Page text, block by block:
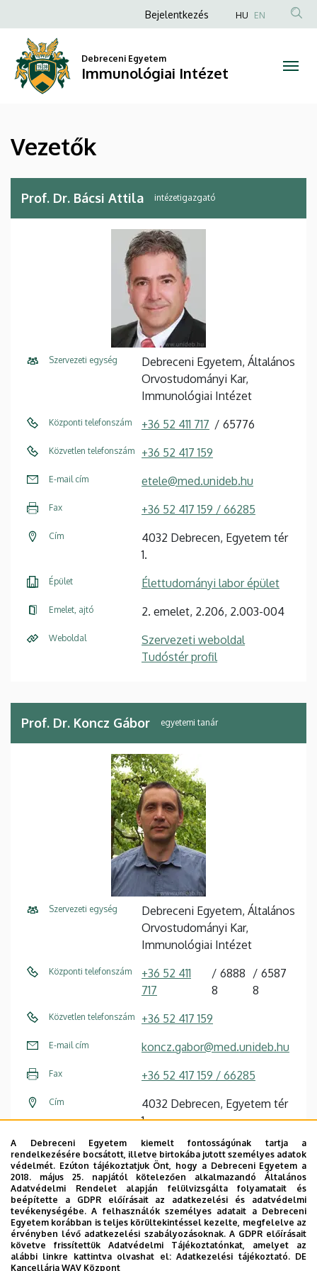
Immunológiai
Intézet
a
tartalomra
Anonim
fiók
menüje
Bejelentkezés HU EN
Debreceni Egyetem
Immunológiai Intézet
Vezetők
Prof. Dr. Bácsi Attila intézetigazgató
Szervezeti egység
Debreceni Egyetem, Általános
Orvostudományi Kar,
Immunológiai Intézet
Központi telefonszám +36 52 411 717 65776
Közvetlen telefonszám +36 52 417 159
E-mail cím etele@med.unideb.hu
Fax +36 52 417 159 / 66285
Cím
4032 Debrecen, Egyetem tér
1.
Épület Élettudományi labor épület
Emelet, ajtó 2. emelet, 2.206, 2.003-004
Weboldal
Szervezeti weboldal
Tudóstér profil
Prof. Dr. Koncz Gábor egyetemi tanár
Szervezeti egység
Debreceni Egyetem, Általános
Orvostudományi Kar,
Immunológiai Intézet
Központi telefonszám
+36 52 411
717
6888
8
6587
8
Közvetlen telefonszám +36 52 417 159
E-mail cím koncz.gabor@med.unideb.hu
Fax +36 52 417 159 / 66285
Cím
4032 Debrecen, Egyetem tér
1.
Épület Élettudományi labor épület
Emelet, ajtó 2. emelet, 2.508, 2.006
Weboldal
Szervezeti weboldal
Tudóstér profil
A Debreceni Egyetem kiemelt fontosságúnak tartja a
rendelkezésére bocsátott, illetve birtokába jutott személyes adatok
védelmét. Ezúton tájékoztatjuk Önt, hogy a Debreceni Egyetem a
2018. május 25. napjától kötelezően alkalmazandó Általános
Adatvédelmi Rendelet alapján felülvizsgálta folyamatait és
beépítette a GDPR előírásait az adatkezelési és adatvédelmi
tevékenységébe. A felhasználók személyes adatait a Debreceni
Egyetem korábban is teljes körültekintéssel kezelte, megfelelve az
érvényben lévő adatkezelési szabályozásoknak. A GDPR előírásait
követve frissítettük Adatvédelmi Tájékoztatónkat, amelyet az
alábbi linkre kattintva olvashat el:Adatkezelési tájékoztató. DE
Kancellária WAV Központ